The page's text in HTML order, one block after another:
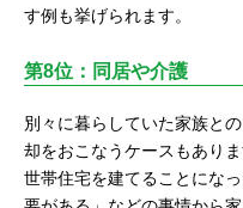
す例も挙げられます。
第8位：同居や介護
別々に暮らしていた家族と
却をおこなうケースもあり
世帯住宅を建てることにな